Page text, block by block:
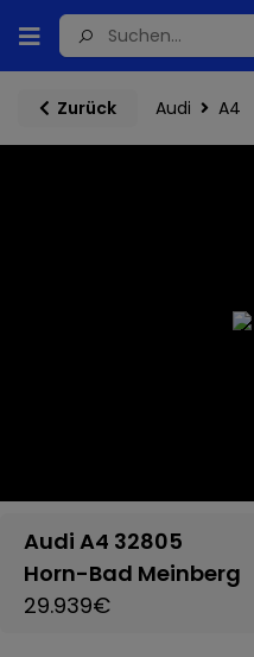
Zurück Audi A4
Audi A4 32805
Horn-Bad Meinberg
29.939€